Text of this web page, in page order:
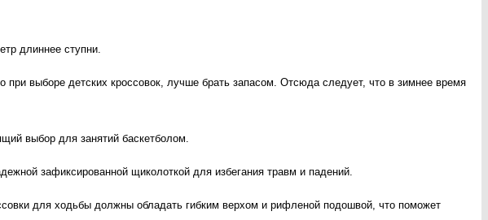
длиннее ступни.
при выборе детских кроссовок, лучше брать запасом. Отсюда следует, что в зимнее время
выбор для занятий баскетболом.
зафиксированной щиколоткой для избегания травм и падений.
для ходьбы должны обладать гибким верхом и рифленой подошвой, что поможет